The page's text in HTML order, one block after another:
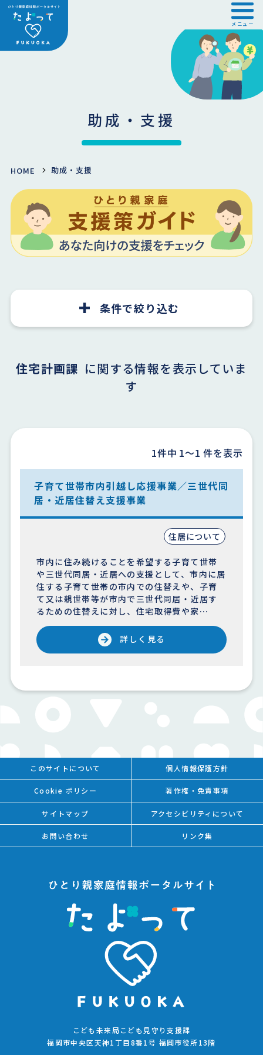
メニュー
助成・支援
HOME 助成・支援
条件で絞り込む
住宅計画課 に関する情報を表示していま
す
1件中 1〜1 件を表示
子育て世帯市内引越し応援事業／三世代同
居・近居住替え支援事業
住居について
市内に住み続けることを希望する子育て世帯
や三世代同居・近居への支援として、市内に居
住する子育て世帯の市内での住替えや、子育
て又は親世帯等が市内で三世代同居・近居す
るための住替えに対し、住宅取得費や家…
詳しく見る
このサイトについて 個人情報保護方針
Cookie ポリシー 著作権・免責事項
サイトマップ アクセシビリティについて
お問い合わせ リンク集
こども未来局こども見守り支援課
福岡市中央区天神1丁目8番1号 福岡市役所13階